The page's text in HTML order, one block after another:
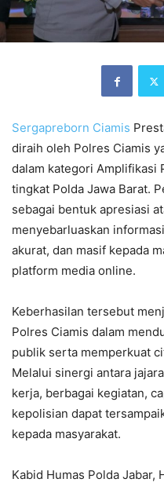
Sergapreborn Ciamis
diraih oleh Polres Ciamis
dalam kategori Amplifikasi
tingkat Polda Jawa Barat.
sebagai bentuk apresiasi
menyebarluaskan
akurat, dan masif kepada
platform media online.
Keberhasilan tersebut
Polres Ciamis dalam
publik serta memperkuat
Melalui sinergi antara
kerja, berbagai kegiatan,
kepolisian dapat
kepada masyarakat.
Kabid Humas Polda Jabar,